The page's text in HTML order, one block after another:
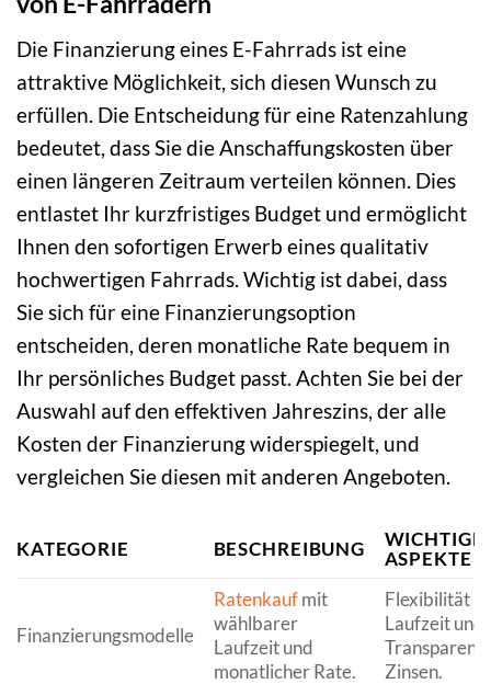
Die Finanzierung eines E-Fahrrads ist eine
attraktive Möglichkeit, sich diesen Wunsch zu
erfüllen. Die Entscheidung für eine Ratenzahlung
bedeutet, dass Sie die Anschaffungskosten über
einen längeren Zeitraum verteilen können. Dies
entlastet Ihr kurzfristiges Budget und ermöglicht
Ihnen den sofortigen Erwerb eines qualitativ
hochwertigen Fahrrads. Wichtig ist dabei, dass
Sie sich für eine Finanzierungsoption
entscheiden, deren monatliche Rate bequem in
Ihr persönliches Budget passt. Achten Sie bei der
Auswahl auf den effektiven Jahreszins, der alle
Kosten der Finanzierung widerspiegelt, und
vergleichen Sie diesen mit anderen Angeboten.
KATEGORIE BESCHREIBUNG
WICHTIGE
ASPEKTE
Finanzierungsmodelle
Ratenkaufmit
wählbarer
Laufzeit und
monatlicher Rate.
Flexibilität
Laufzeit und
Transparenz
Zinsen.